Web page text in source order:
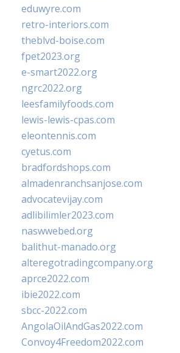
eduwyre.com
retro-interiors.com
theblvd-boise.com
fpet2023.org
e-smart2022.org
ngrc2022.org
leesfamilyfoods.com
lewis-lewis-cpas.com
eleontennis.com
cyetus.com
bradfordshops.com
almadenranchsanjose.com
advocatevijay.com
adlibilimler2023.com
naswwebed.org
balithut-manado.org
alteregotradingcompany.org
aprce2022.com
ibie2022.com
sbcc-2022.com
AngolaOilAndGas2022.com
Convoy4Freedom2022.com